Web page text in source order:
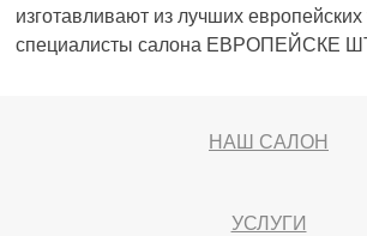
изготавливают из лучших европейских
специалисты салона ЕВРОПЕЙСКЕ
НАШ САЛОН
УСЛУГИ